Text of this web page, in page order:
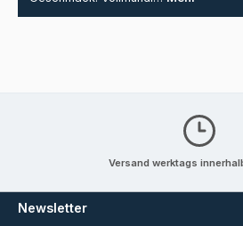
Versand werktags
Newsletter